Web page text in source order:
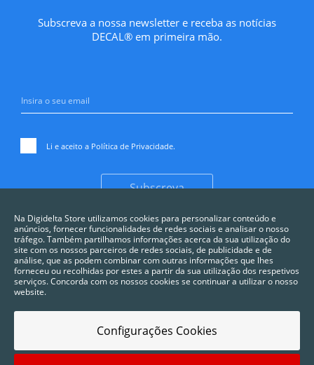
Subscreva a nossa newsletter e receba as notícias
DECAL® em primeira mão.
Li e aceito a Política de Privacidade.
Subscreva
Na Digidelta Store utilizamos cookies para personalizar conteúdo e
anúncios, fornecer funcionalidades de redes sociais e analisar o nosso
tráfego. Também partilhamos informações acerca da sua utilização do
site com os nossos parceiros de redes sociais, de publicidade e de
análise, que as podem combinar com outras informações que lhes
forneceu ou recolhidas por estes a partir da sua utilização dos respetivos
serviços. Concorda com os nossos cookies se continuar a utilizar o nosso
website.
Configurações Cookies